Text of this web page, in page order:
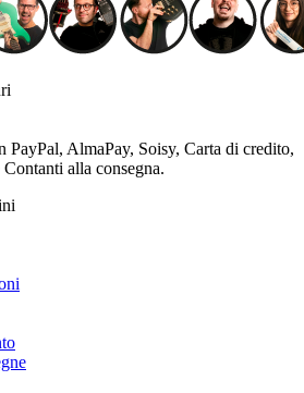
PayPal, AlmaPay, Soisy, Carta di credito,
alla consegna.